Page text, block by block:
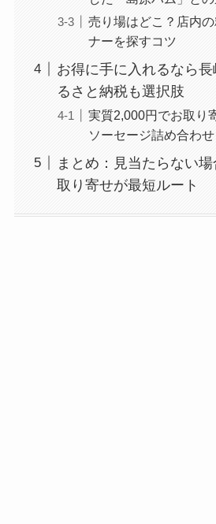
売り場はどこ？店内
ナーを探すコツ
お得に手に入れるなら
るさと納税も選択肢
実質2,000円でお取り
ソーセージ詰め合わせ
まとめ：見当たらない
取り寄せが最短ルート